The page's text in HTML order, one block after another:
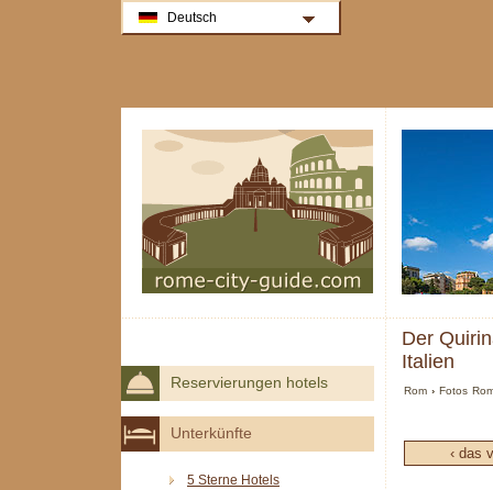
Der
Italien
Rom ›Fotos
‹ das
Reservierungen hotels
Unterkünfte
5 Sterne Hotels
Deutsch